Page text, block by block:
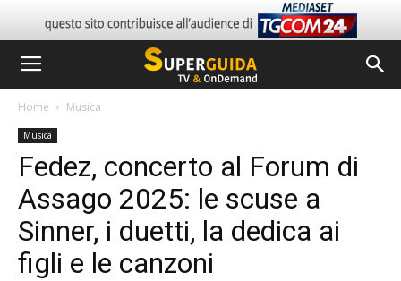
Home Musica
Musica
Fedez, concerto al Forum di
Assago 2025: le scuse a
Sinner, i duetti, la dedica ai
figli e le canzoni